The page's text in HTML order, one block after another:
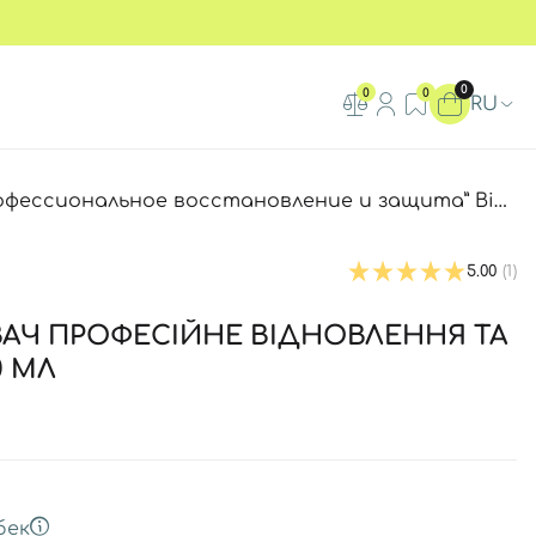
0 0 0
RU
восстановление и защита” Biorepair Plus
5.00 (1)
ПРОФЕСІЙНЕ ВІДНОВЛЕННЯ ТА
МЛ